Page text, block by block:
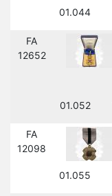
01.044
FA
12652
01.052
FA
12098
01.055